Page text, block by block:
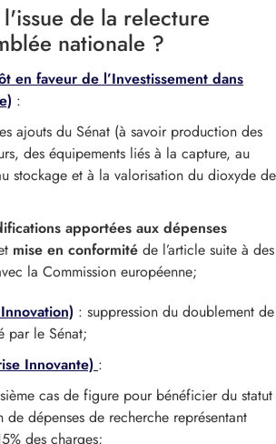
de la relecture
nationale ?
en faveur de l’Investissement dans
:
ajouts du Sénat (à savoir production des
des équipements liés à la capture, au
stockage et à la valorisation du dioxyde de
apportées aux dépenses
mise en conformité de l’article suite à des
la Commission européenne;
: suppression du doublement de
par le Sénat;
Innovante) :
cas de figure pour bénéficier du statut
de dépenses de recherche représentant
des charges;